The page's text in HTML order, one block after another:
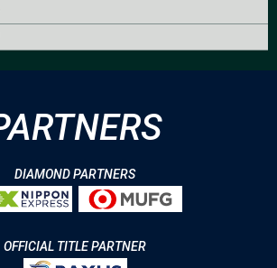
DIAMOND PARTNERS
OFFICIAL TITLE PARTNER